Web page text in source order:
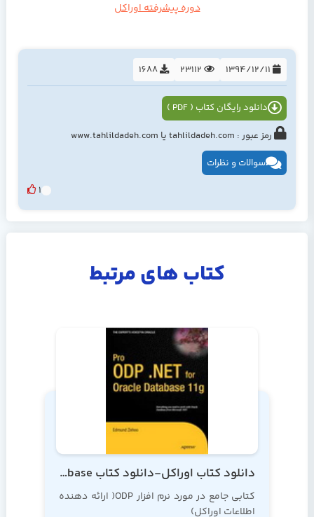
دوره پیشرفته اوراکل
1688
دانلود رایگان کتاب ( PDF )
رمز عبور : tahlildadeh.com یا www.tahlildadeh.com
سوالات و نظرات
1
کتاب های مرتبط
دانلود کتاب اوراکل-دانلود کتاب Pro ODP .NET for Oracle Database
کتابی جامع در مورد نرم افزار ODP( ارائه دهنده
اطلاعات اوراکل)